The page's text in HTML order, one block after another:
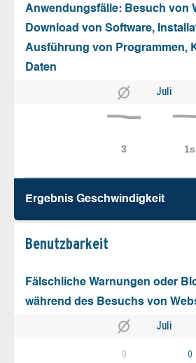
Anwendungsfälle: Besuch von
Download von Software,
Ausführung von Programmen,
Daten
Juli
Ergebnis Geschw­indigkeit
Benutz­barkeit
Fälschliche Warnungen oder
während des Besuchs von
Juli
0 0